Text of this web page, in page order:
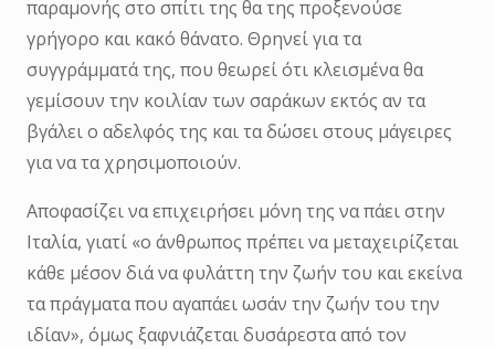
παραμονής στο σπίτι της θα της προξενούσε
γρήγορο και κακό θάνατο. Θρηνεί για τα
συγγράμματά της, που θεωρεί ότι κλεισμένα θα
γεμίσουν την κοιλίαν των σαράκων εκτός αν τα
βγάλει ο αδελφός της και τα δώσει στους μάγειρες
για να τα χρησιμοποιούν.
Αποφασίζει να επιχειρήσει μόνη της να πάει στην
Ιταλία, γιατί «ο άνθρωπος πρέπει να μεταχειρίζεται
κάθε μέσον διά να φυλάττη την ζωήν του και εκείνα
τα πράγματα που αγαπάει ωσάν την ζωήν του την
ιδίαν», όμως ξαφνιάζεται δυσάρεστα από τον